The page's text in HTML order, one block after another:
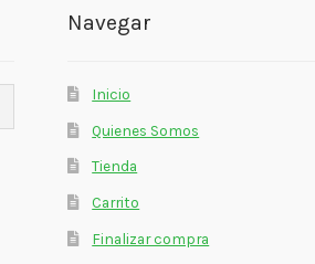
Navegar
Inicio
Quienes Somos
Tienda
Carrito
Finalizar compra